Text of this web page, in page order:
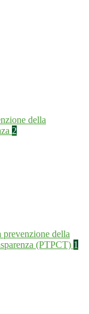
della
2
prevenzione della
(PTPCT) 1